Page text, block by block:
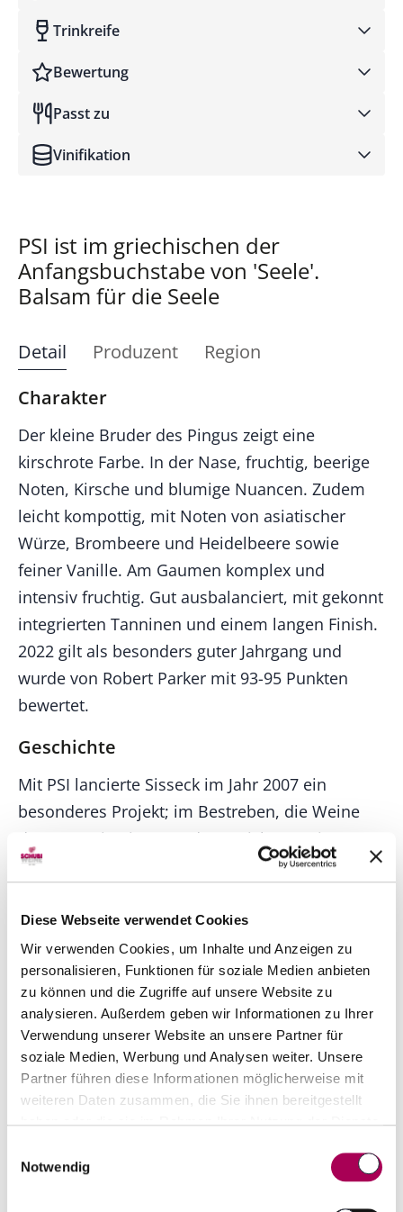
Diese Webseite verwendet Cookies
Wir verwenden Cookies, um Inhalte und Anzeigen zu
personalisieren, Funktionen für soziale Medien anbieten
zu können und die Zugriffe auf unsere Website zu
analysieren. Außerdem geben wir Informationen zu Ihrer
Verwendung unserer Website an unsere Partner für
soziale Medien, Werbung und Analysen weiter. Unsere
Partner führen diese Informationen möglicherweise mit
weiteren Daten zusammen, die Sie ihnen bereitgestellt
haben oder die sie im Rahmen Ihrer Nutzung der Dienste
Notwendig
Trinkreife
Bewertung
Robert Parker
Passt zu
Vinifikation
PSI ist im griechischen der
Anfangsbuchstabe von 'Seele'.
Balsam für die Seele
Detail Produzent
Region
Charakter
Der kleine Bruder des Pingus zeigt eine
kirschrote Farbe. In der Nase, fruchtig, beerige
Noten, Kirsche und blumige Nuancen. Zudem
leicht kompottig, mit Noten von asiatischer
Würze, Brombeere und Heidelbeere sowie
feiner Vanille. Am Gaumen komplex und
intensiv fruchtig. Gut ausbalanciert, mit gekonnt
integrierten Tanninen und einem langen Finish.
2022 gilt als besonders guter Jahrgang und
wurde von Robert Parker mit 93-95 Punkten
bewertet.
Geschichte
Mit PSI lancierte Sisseck im Jahr 2007 ein
besonderes Projekt; im Bestreben, die Weine
des Duero in einem anderen Licht zu zeigen.
Denn in den vielen Jahren seines Schaffens hat
aus denen grosse Weine gekeltert werden
können, die aus unterschiedlichen Gründen
aber nichts Besonderes hervorbringen. Diese
wundervollen und unterschiedlichen Parzellen
möchte er als kleine Enklaven erhalten,
langfristig auf organischen Weinbau umstellen
und daraus Moste machen, welche die
Natürlichkeit der Rebsorte interpretieren.
Peter Sisseck kauft die Tinta del País
(Tempranillo) für seinen Tafelwein aus solch